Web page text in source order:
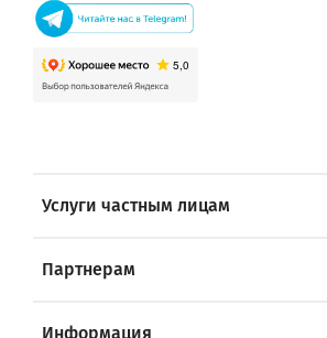
Услуги частным лицам
Партнерам
Информация